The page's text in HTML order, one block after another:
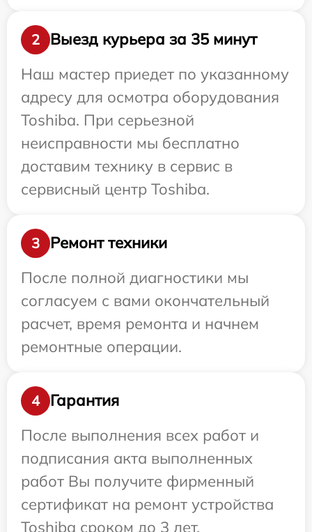
2
Выезд курьера за 35 минут
Наш мастер приедет по указанному
адресу для осмотра оборудования
Toshiba. При серьезной
неисправности мы бесплатно
доставим технику в сервис в
сервисный центр Toshiba.
3
Ремонт техники
После полной диагностики мы
согласуем с вами окончательный
расчет, время ремонта и начнем
ремонтные операции.
4
Гарантия
После выполнения всех работ и
подписания акта выполненных
работ Вы получите фирменный
сертификат на ремонт устройства
Toshiba сроком до 3 лет.